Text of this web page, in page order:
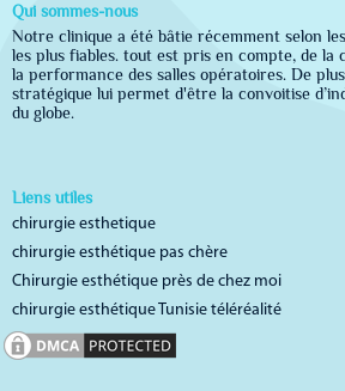
Qui sommes-nous
Notre clinique a été bâtie récemment selon
les plus fiables. tout est pris en compte, de la
la performance des salles opératoires. De
stratégique lui permet d'être la convoitise
du globe.
Liens utiles
chirurgie esthetique
chirurgie esthétique pas chère
Chirurgie esthétique près de chez moi
chirurgie esthétique Tunisie téléréalité